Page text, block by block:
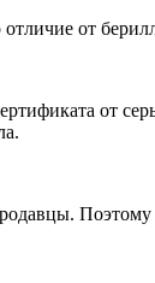
от
от
Поэтому